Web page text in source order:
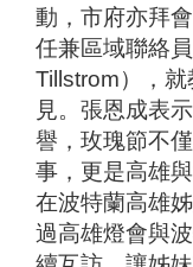
動，市府亦拜
任兼區域聯絡
Tillstrom），
見。張恩成表
譽，玫瑰節不
事，更是高雄
在波特蘭高雄
過高雄燈會與